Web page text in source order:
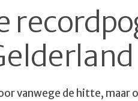
vanwege de hitte, maar